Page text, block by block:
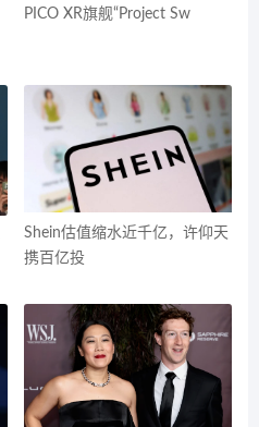
PICO XR旗舰“Project Sw
Shein估值缩水近千亿，许仰天
携百亿投